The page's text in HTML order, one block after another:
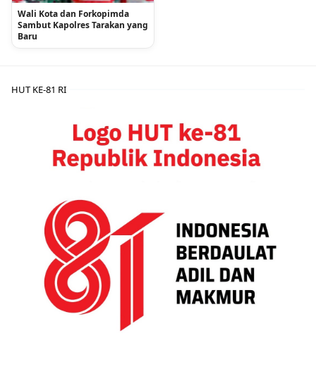
Wali Kota dan Forkopimda
Sambut Kapolres Tarakan yang
Baru
HUT KE-81 RI